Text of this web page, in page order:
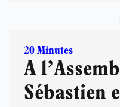
20 Minutes
A
Sébastien